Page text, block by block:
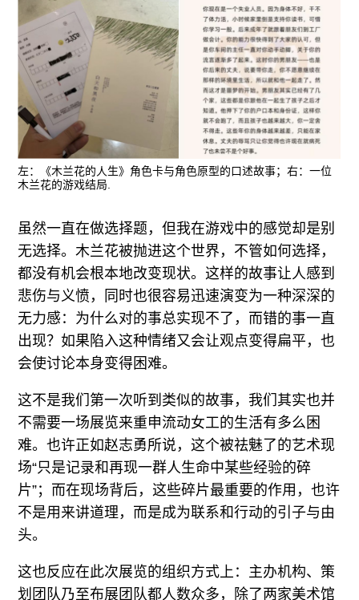
左：《木兰花的人生》角色卡与角色原型的口述故事；右：一位
木兰花的游戏结局.
虽然一直在做选择题，但我在游戏中的感觉却是别
无选择。木兰花被抛进这个世界，不管如何选择，
都没有机会根本地改变现状。这样的故事让人感到
悲伤与义愤，同时也很容易迅速演变为一种深深的
无力感：为什么对的事总实现不了，而错的事一直
出现？如果陷入这种情绪又会让观点变得扁平，也
会使讨论本身变得困难。
这不是我们第一次听到类似的故事，我们其实也并
不需要一场展览来重申流动女工的生活有多么困
难。也许正如赵志勇所说，这个被祛魅了的艺术现
场“只是记录和再现一群人生命中某些经验的碎
片”；而在现场背后，这些碎片最重要的作用，也许
不是用来讲道理，而是成为联系和行动的引子与由
头。
这也反应在此次展览的组织方式上：主办机构、策
划团队乃至布展团队都人数众多，除了两家美术馆